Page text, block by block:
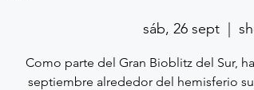
sáb, 26 sept
  |
Como parte del Gran Bioblitz del Sur,
septiembre alrededor del hemisferio